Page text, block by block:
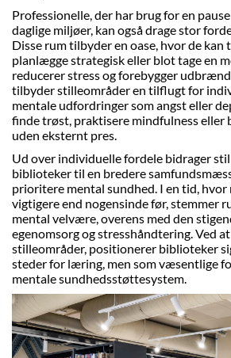
Professionelle, der har brug for en
daglige miljøer, kan også drage stor
Disse rum tilbyder en oase, hvor de
planlægge strategisk eller blot tage en
reducerer stress og forebygger
tilbyder stilleområder en tilflugt for
mentale udfordringer som angst eller
finde trøst, praktisere mindfulness
uden eksternt pres.
Ud over individuelle fordele bidrager
biblioteker til en bredere
prioritere mental sundhed. I en tid, hvor
vigtigere end nogensinde før, stemmer
mental velvære, overens med den
egenomsorg og stresshåndtering. Ved
stilleområder, positionerer biblioteker
steder for læring, men som væsentlige
mentale sundhedsstøttesystem.